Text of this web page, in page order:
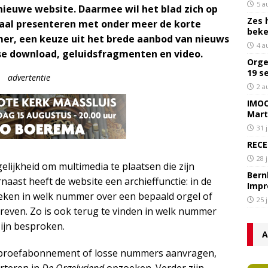
website. Daarmee wil het blad zich op
presenteren met onder meer de korte
een keuze uit het brede aanbod van nieuws
download, geluidsfragmenten en video.
advertentie
om multimedia te plaatsen die zijn
heeft de website een archieffunctie: in de
in welk nummer over een bepaald orgel of
Zo is ook terug te vinden in welk nummer
besproken.
of losse nummers aanvragen,
5
Zes
4
19
2
31
28
25